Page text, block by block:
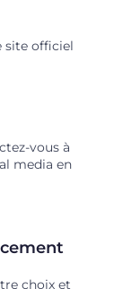
site officiel
vous à
media en
choix et